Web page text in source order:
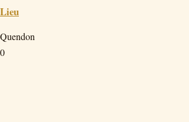
Lieu
Quendon
0